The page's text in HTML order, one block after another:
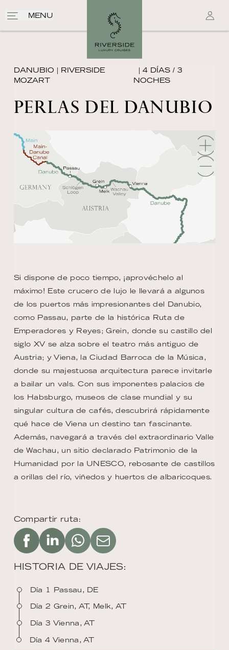
MENU
DANUBIO | RIVERSIDE
MOZART
| 4 DÍAS / 3
NOCHES
PERLAS DEL DANUBIO
Compartir ruta:
HISTORIA DE VIAJES:
Día 1 Passau, DE
Día 2 Grein, AT, Melk, AT
Día 3 Vienna, AT
Día 4 Vienna, AT
Si dispone de poco tiempo, ¡aprovéchelo al
máximo! Este crucero de lujo le llevará a algunos
de los puertos más impresionantes del Danubio,
como Passau, parte de la histórica Ruta de
Emperadores y Reyes; Grein, donde su castillo del
siglo XV se alza sobre el teatro más antiguo de
Austria; y Viena, la Ciudad Barroca de la Música,
donde su majestuosa arquitectura parece invitarle
a bailar un vals. Con sus imponentes palacios de
los Habsburgo, museos de clase mundial y su
singular cultura de cafés, descubrirá rápidamente
qué hace de Viena un destino tan fascinante.
Además, navegará a través del extraordinario Valle
de Wachau, un sitio declarado Patrimonio de la
Humanidad por la UNESCO, rebosante de castillos
a orillas del río, viñedos y huertos de albaricoques.